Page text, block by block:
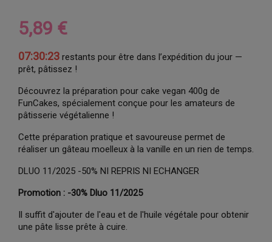
5,89 €
07:30:22 restants pour être dans l’expédition du jour —
prêt, pâtissez !
Découvrez la préparation pour cake vegan 400g de
FunCakes, spécialement conçue pour les amateurs de
pâtisserie végétalienne !
Cette préparation pratique et savoureuse permet de
réaliser un gâteau moelleux à la vanille en un rien de temps.
DLUO 11/2025 -50% NI REPRIS NI ECHANGER
Promotion : -30% Dluo 11/2025
Il suffit d'ajouter de l'eau et de l'huile végétale pour obtenir
une pâte lisse prête à cuire.